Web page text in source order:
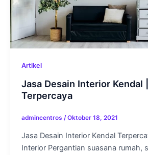
Artikel
Jasa Desain Interior Kendal
Terpercaya
admincentros /Oktober 18, 2021
Jasa Desain Interior Kendal
Interior Pergantian suasana rumah,